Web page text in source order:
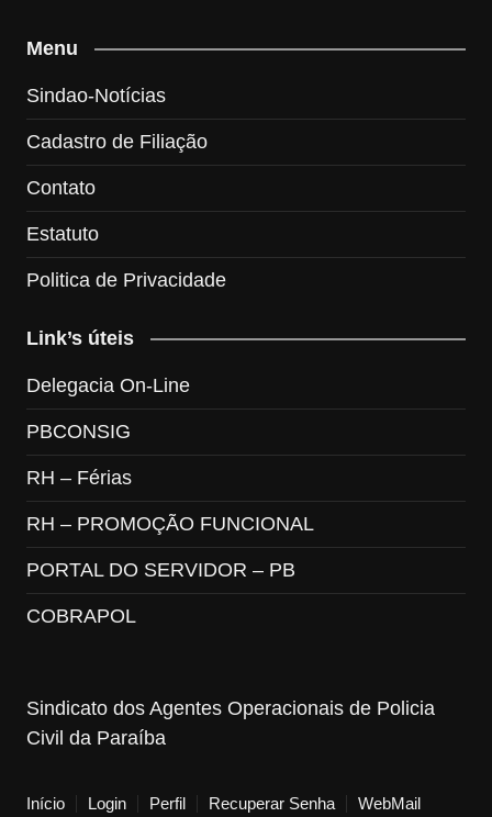
Menu
Sindao-Notícias
Cadastro de Filiação
Contato
Estatuto
Politica de Privacidade
Link’s úteis
Delegacia On-Line
PBCONSIG
RH – Férias
RH – PROMOÇÃO FUNCIONAL
PORTAL DO SERVIDOR – PB
COBRAPOL
Sindicato dos Agentes Operacionais de Policia
Civil da Paraíba
Início Login Perfil Recuperar Senha WebMail